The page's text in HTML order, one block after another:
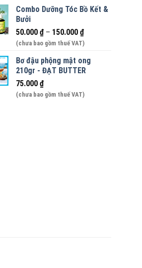
Combo Dưỡng Tóc Bồ Kết &
Bưởi
50.000 ₫– 150.000 ₫
(chưa bao gồm thuế VAT)
Bơ đậu phộng mật ong
210gr - ĐẠT BUTTER
75.000 ₫
(chưa bao gồm thuế VAT)